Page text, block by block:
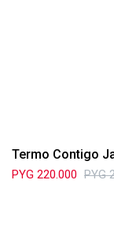
Termo Contigo
PYG 220.000 PYG